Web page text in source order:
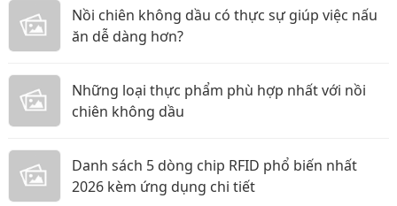
Nồi chiên không dầu có thực sự giúp việc nấu
ăn dễ dàng hơn?
Những loại thực phẩm phù hợp nhất với nồi
chiên không dầu
Danh sách 5 dòng chip RFID phổ biến nhất
2026 kèm ứng dụng chi tiết